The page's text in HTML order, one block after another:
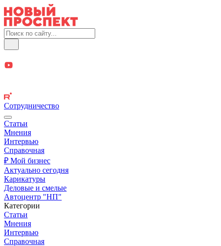
Сотрудничество
Статьи
Мнения
Интервью
Справочная
₽ Мой бизнес
Актуально сегодня
Карикатуры
Деловые и смелые
Автоцентр "НП"
Категории
Статьи
Мнения
Интервью
Справочная